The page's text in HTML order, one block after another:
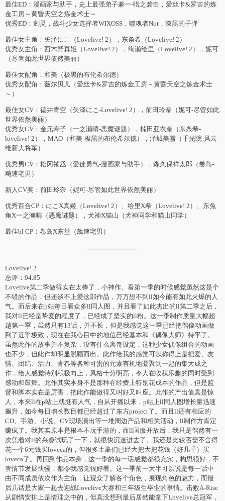
最佳ED：漫画家与助手，史上最强弟子兼一-暗之袭击，爱丝卡&罗吉的炼
金工房～黄昏天空之炼金术士～
优秀ED：剑灵，战斗少女选择者WIXOSS，噬魂者Not，漆黑的子弹
最佳女主角：矢泽にこ（Lovelive! 2），东条希（Lovelive! 2）
优秀女主角：西木野真姬（Lovelive! 2），绚濑绘里（Lovelive! 2），妮可
（尽管如此世界依然美丽）
最佳女配角：和美（极黑的布伦希尔德）
优秀女配角：薇尔贝儿（爱丝卡&罗吉的炼金工房～黄昏天空之炼金术士
～）
最佳女CV：德井青空（矢泽にこ-Lovelive! 2），前田玲奈（妮可-尽管如此
世界依然美丽）
优秀女CV：金元寿子（一之濑晴-恶魔谜题），楠田亚衣奈（东条希-
lovelive! 2），MAO（和美-极黑的布伦希尔德），泽城美雪（千光院-风云
维新大将军）
优秀男CV：松冈祯丞（爱徒勇气-漫画家与助手），森久保祥太郎（卷岛-
飚速宅男）
新人CV奖：前田玲奈（妮可-尽管如此世界依然美丽）
优秀百合CP：にこX真姬（Lovelive! 2）、绘里X希（Lovelive! 2）、东兔
角X一之濑晴（恶魔谜题），犬神X猫山（犬神同学和猫山同学）
最佳bl CP：卷岛X东堂（飙速宅男）
Lovelive! 2
总评：94.85
Lovelive第二季做得实在太棒了，小神作。看第一季的时候感觉虽然这是个
不错的作品，但还谈不上爱这部作品，万万想不到ll如今能有如此火爆的人
气。而后来在p站每日看众多ll同人图，并且看了如此杰出的ll第二季之后，
我对ll已经是挚爱的程度了，已经成了坚实的ll粉。这一季制作质量大幅超
越第一季，虽然只有13话，并不长，但是我感觉这一季已经把偶像动画做
到了近乎极致，现在在我心目中的地位已经基本和《偶像大师》持平了。
虽然此作的故事并不复杂，没有什么离奇设定，这种少女偶像组合的动画
也不少，但此作却明显脱颖而出。此作给我的感觉可以称得上是把爱、友
情、团结、活力、青春等各种可贵的元素有机地凝聚到一起的集大成之
作，给人感觉特别积极向上，风格十分明亮，令人在收获乐趣的同时受到
感动和鼓舞。此作其实本身不是那种在经费上特别花成本的作品，但是监
督和脚本实在是厉害，把此作能做得又叫好又叫座。此作的产出值真是惊
人，本来ll在p站上就挺有人气，自从开播以来，p站上ll同人图增长量迅速
飙升，如今每日增长数目都已经超过了东方project了。而且ll还有相应的
CD、手游、小说、CV现场演出等一堆周边产品和相关活动，ll制作方肯定
赚疯了。我其实原本是根本不玩手游的，而ll国服开放后，我只是偶然有一
次凭着对ll的兴趣试玩了一下，就很快沉迷进去了。我还是比较吝啬不舍得
花一个6元钱买loveca的，但很多土豪们已经大把大把花钱（好几千）买
loveca了。再回到作品本身，这一季的每一话感觉都很充实，构思很好，不
管情节发展快慢，都令我感觉很好看。这一季前一大半可以说是每一话中
由不同成员依次作为主角，让观众了解各个角色，展现角色的魅力，而最
后几话是大家一起去迎战Lovelive大赛和三年级生毕业的事情。击败A-Rise
从剧情安排上是情理之中的，但真没想到最后居然能拿下Lovelive总冠军，